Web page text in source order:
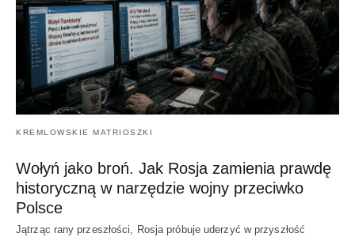
KREMLOWSKIE MATRIOSZKI
Wołyń jako broń. Jak Rosja zamienia prawdę
historyczną w narzędzie wojny przeciwko
Polsce
Jątrząc rany przeszłości, Rosja próbuje uderzyć w przyszłość